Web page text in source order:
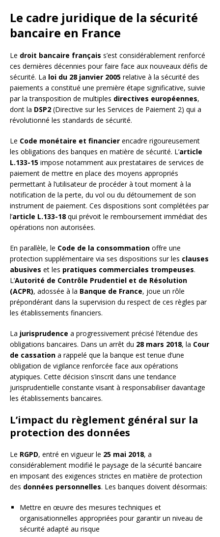
Le cadre juridique de la sécurité
bancaire en France
Le droit bancaire français s’est considérablement renforcé
ces dernières décennies pour faire face aux nouveaux défis de
sécurité. La loi du 28 janvier 2005 relative à la sécurité des
paiements a constitué une première étape significative, suivie
par la transposition de multiples directives européennes,
dont la DSP2 (Directive sur les Services de Paiement 2) qui a
révolutionné les standards de sécurité.
Le Code monétaire et financier encadre rigoureusement
les obligations des banques en matière de sécurité. L’article
L.133-15 impose notamment aux prestataires de services de
paiement de mettre en place des moyens appropriés
permettant à l’utilisateur de procéder à tout moment à la
notification de la perte, du vol ou du détournement de son
instrument de paiement. Ces dispositions sont complétées par
l’article L.133-18 qui prévoit le remboursement immédiat des
opérations non autorisées.
En parallèle, le Code de la consommation offre une
protection supplémentaire via ses dispositions sur les clauses
abusives et les pratiques commerciales trompeuses.
L’Autorité de Contrôle Prudentiel et de Résolution
(ACPR), adossée à la Banque de France, joue un rôle
prépondérant dans la supervision du respect de ces règles par
les établissements financiers.
La jurisprudence a progressivement précisé l’étendue des
obligations bancaires. Dans un arrêt du 28 mars 2018, la Cour
de cassation a rappelé que la banque est tenue d’une
obligation de vigilance renforcée face aux opérations
atypiques. Cette décision s’inscrit dans une tendance
jurisprudentielle constante visant à responsabiliser davantage
les établissements bancaires.
L’impact du règlement général sur la
protection des données
Le RGPD, entré en vigueur le 25 mai 2018, a
considérablement modifié le paysage de la sécurité bancaire
en imposant des exigences strictes en matière de protection
des données personnelles. Les banques doivent désormais:
Mettre en œuvre des mesures techniques et
organisationnelles appropriées pour garantir un niveau de
sécurité adapté au risque